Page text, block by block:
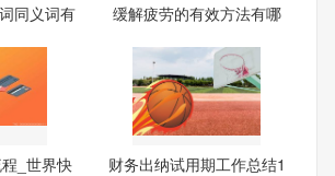
同义词有
缓解疲劳的有效方法有哪
_世界快
财务出纳试用期工作总结1